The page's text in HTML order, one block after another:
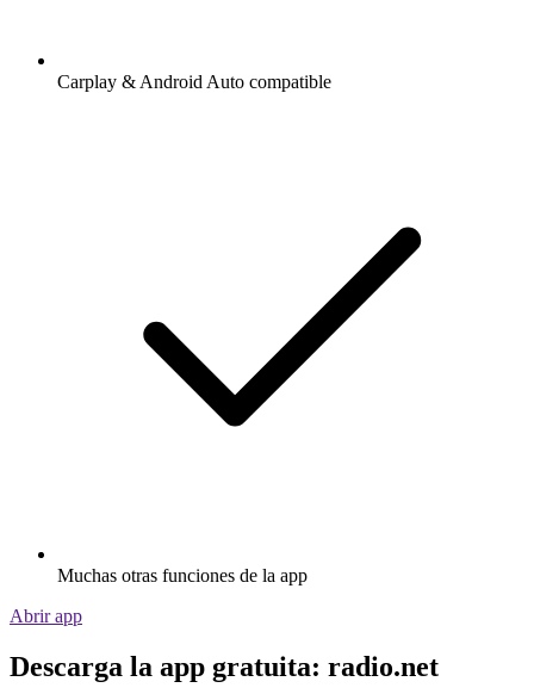
Carplay & Android Auto compatible
Muchas otras funciones de la app
Abrir app
Descarga la app gratuita: radio.net